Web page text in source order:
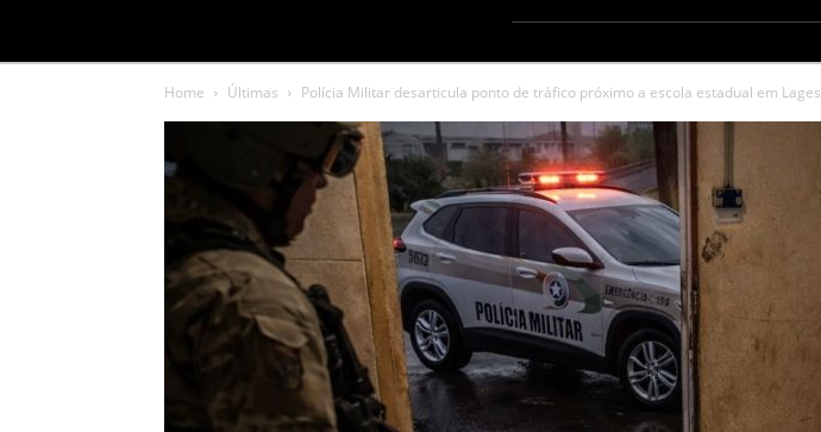
Home Últimas Polícia Militar desarticula ponto de tráfico próximo a escola estadual em Lages